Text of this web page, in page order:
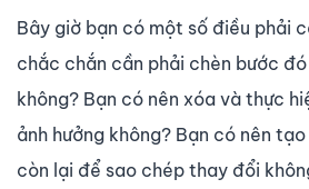
Bây giờ bạn có một số điều phải
chắc chắn cần phải chèn bước
không? Bạn có nên xóa và thực
ảnh hưởng không? Bạn có nên
còn lại để sao chép thay đổi